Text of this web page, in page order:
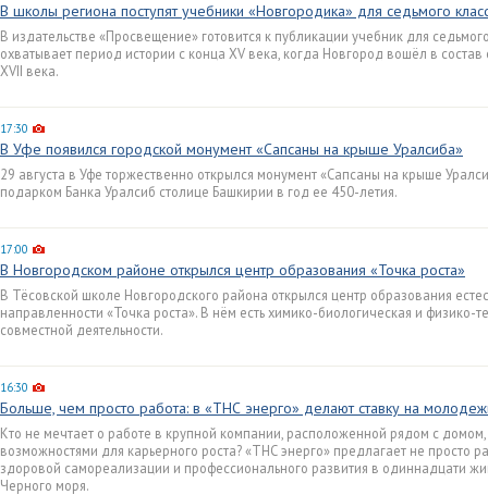
В школы региона поступят учебники «Новгородика» для седьмого
В издательстве «Просвещение» готовится к публикации учебник для
охватывает период истории с конца XV века, когда Новгород вошёл в
XVII века.
17:30
В Уфе появился городской монумент «Сапсаны на крыше Уралсиба»
29 августа в Уфе торжественно открылся монумент «Сапсаны на крыше
подарком Банка Уралсиб столице Башкирии в год ее 450-летия.
17:00
В Новгородском районе открылся центр образования «Точка роста»
В Тёсовской школе Новгородского района открылся центр образования
направленности «Точка роста». В нём есть химико-биологическая и физико-
совместной деятельности.
16:30
Больше, чем просто работа: в «ТНС энерго» делают ставку на
Кто не мечтает о работе в крупной компании, расположенной рядом с
возможностями для карьерного роста? «ТНС энерго» предлагает не просто
здоровой самореализации и профессионального развития в одиннадцати
Черного моря.